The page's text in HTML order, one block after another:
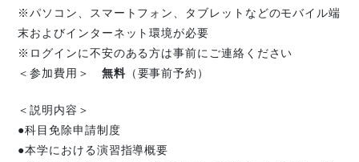
※パソコン、スマートフォン、タブレットなどのモバイル端
末およびインターネット環境が必要
※ログインに不安のある方は事前にご連絡ください
＜参加費用＞ 無料（要事前予約）
＜説明内容＞
●科目免除申請制度
●本学における演習指導概要